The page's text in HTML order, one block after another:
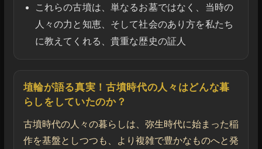
これらの古墳は、単なるお墓ではなく、当時の
人々の力と知恵、そして社会のあり方を私たち
に教えてくれる、貴重な歴史の証人
埴輪が語る真実！古墳時代の人々はどんな暮
らしをしていたのか？
古墳時代の人々の暮らしは、弥生時代に始まった稲
作を基盤としつつも、より複雑で豊かなものへと発